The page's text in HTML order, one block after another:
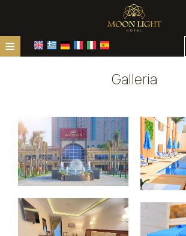
≡
Alloggio
Servizi
Galleria
Richiesta
Contatti
Galleria